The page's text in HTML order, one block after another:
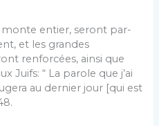
monte entier, seront par­
et les grandes
renforcées, ainsi que
Juifs: “ La parole que j’ai
au dernier jour [qui est